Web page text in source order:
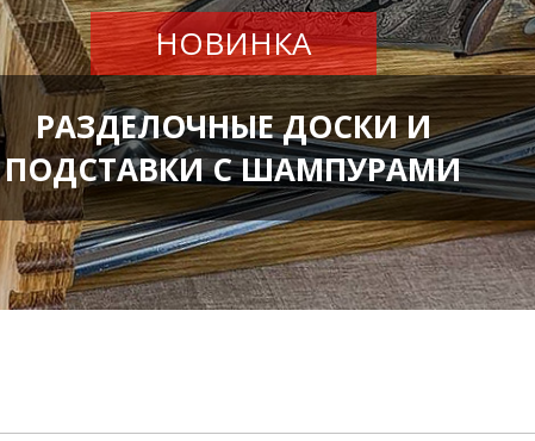
НОВИНКА
РАЗДЕЛОЧНЫЕ ДОСКИ И
ПОДСТАВКИ С ШАМПУРАМИ